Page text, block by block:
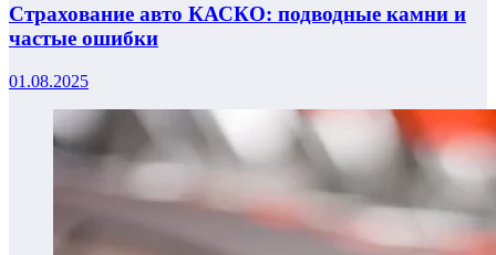
Страхование авто КАСКО: подводные камни и
частые ошибки
01.08.2025